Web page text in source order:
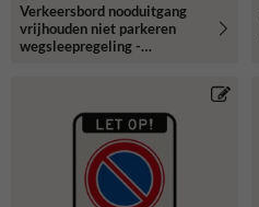
Verkeersbord nooduitgang
vrijhouden niet parkeren
wegsleepregeling -